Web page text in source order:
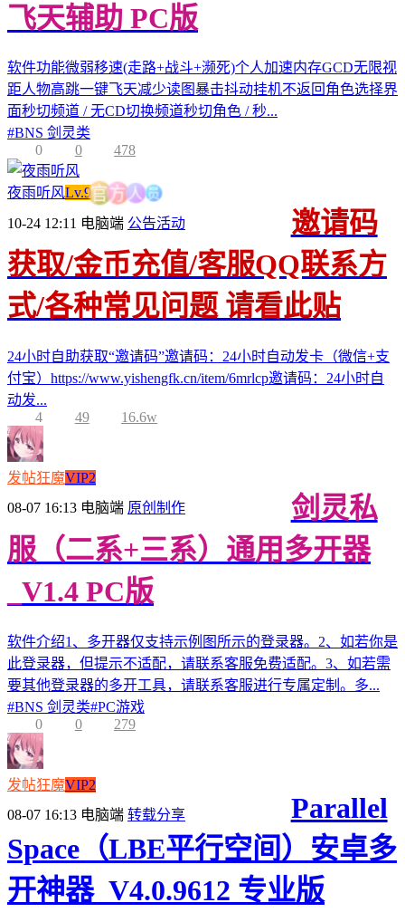
飞天辅助 PC版
软件功能微弱移速(走路+战斗+濒死)个人加速内存GCD无限视
距人物高跳一键飞天减少读图暴击抖动挂机不返回角色选择界
面秒切频道 / 无CD切换频道秒切角色 / 秒...
#BNS 剑灵类
0
0 478
夜雨听风Lv.9官 方人员
10-24 12:11 电脑端 公告活动
邀请码
获取/金币充值/客服QQ联系方
式/各种常见问题 请看此贴
24小时自助获取“邀请码”邀请码：24小时自动发卡（微信+支
付宝）https://www.yishengfk.cn/item/6mrlcp邀请码：24小时自
动发...
4
49 16.6w
发帖狂魔VIP2
08-07 16:13 电脑端 原创制作
剑灵私
服（二系+三系）通用多开器
_V1.4 PC版
软件介绍1、多开器仅支持示例图所示的登录器。2、如若你是
此登录器，但提示不适配，请联系客服免费适配。3、如若需
要其他登录器的多开工具，请联系客服进行专属定制。多...
#BNS 剑灵类#PC游戏
0
0 279
发帖狂魔VIP2
08-07 16:13 电脑端 转载分享
Parallel
Space（LBE平行空间）安卓多
开神器_V4.0.9612 专业版